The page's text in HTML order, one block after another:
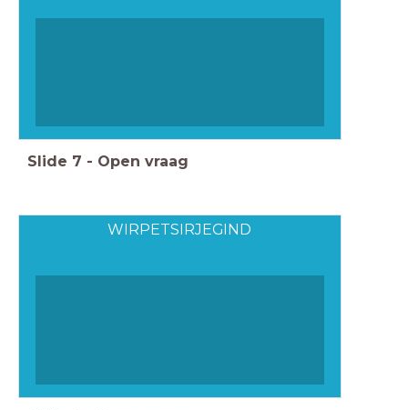
Slide 7 - Open vraag
WIRPETSIRJEGIND